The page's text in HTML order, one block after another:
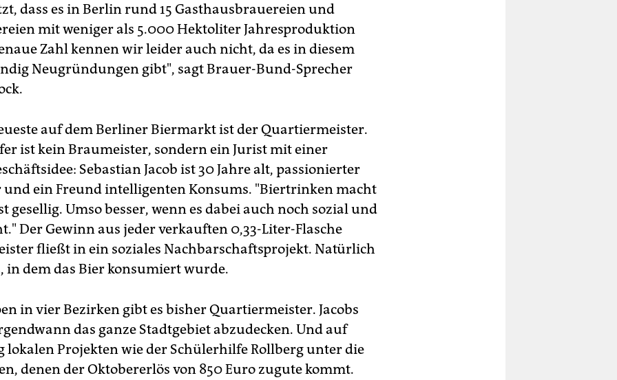
dass es in Berlin rund 15 Gasthausbrauereien und
mit weniger als 5.000 Hektoliter Jahresproduktion
Zahl kennen wir leider auch nicht, da es in diesem
Neugründungen gibt", sagt Brauer-Bund-Sprecher
auf dem Berliner Biermarkt ist der Quartiermeister.
ist kein Braumeister, sondern ein Jurist mit einer
Sebastian Jacob ist 30 Jahre alt, passionierter
ein Freund intelligenten Konsums. "Biertrinken macht
gesellig. Umso besser, wenn es dabei auch noch sozial und
Der Gewinn aus jeder verkauften 0,33-Liter-Flasche
fließt in ein soziales Nachbarschaftsprojekt. Natürlich
in dem das Bier konsumiert wurde.
in vier Bezirken gibt es bisher Quartiermeister. Jacobs
das ganze Stadtgebiet abzudecken. Und auf
lokalen Projekten wie der Schülerhilfe Rollberg unter die
denen der Oktobererlös von 850 Euro zugute kommt.